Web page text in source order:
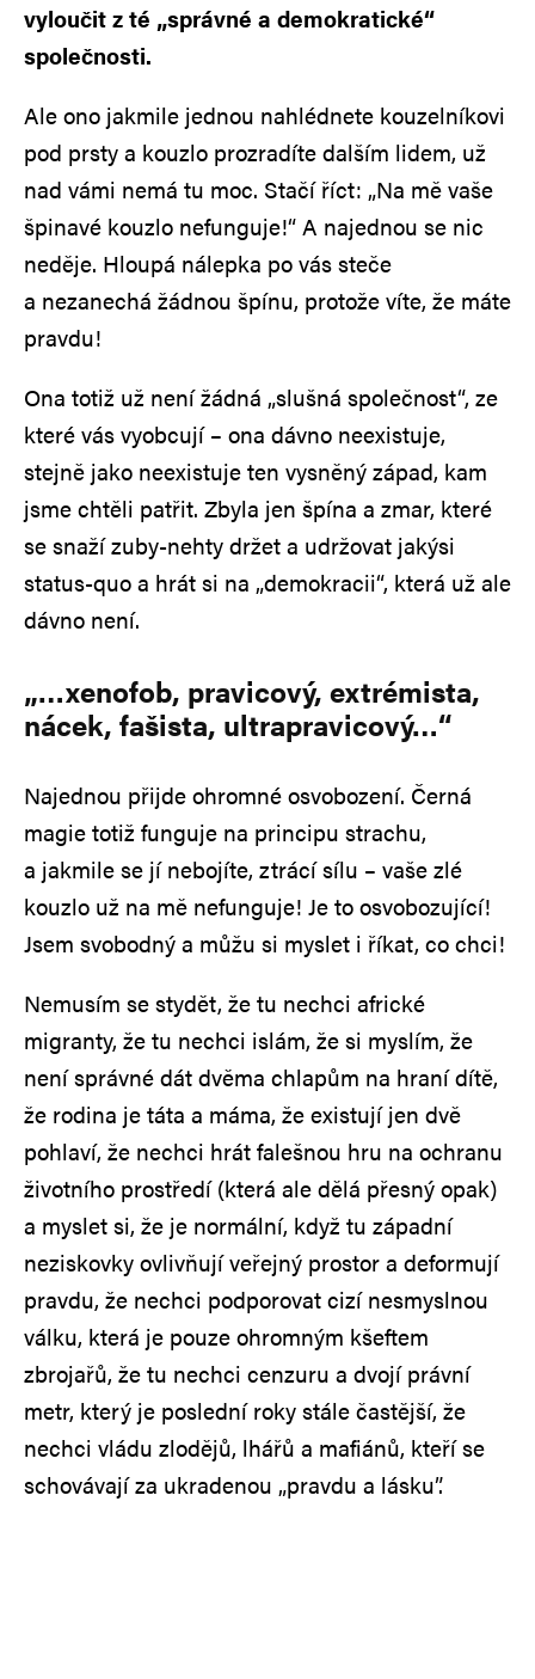
vyloučit z té „správné a demokratické“
společnosti.
Ale ono jakmile jednou nahlédnete kouzelníkovi
pod prsty a kouzlo prozradíte dalším lidem, už
nad vámi nemá tu moc. Stačí říct: „Na mě vaše
špinavé kouzlo nefunguje!“ A najednou se nic
neděje. Hloupá nálepka po vás steče
a nezanechá žádnou špínu, protože víte, že máte
pravdu!
Ona totiž už není žádná „slušná společnost“, ze
které vás vyobcují – ona dávno neexistuje,
stejně jako neexistuje ten vysněný západ, kam
jsme chtěli patřit. Zbyla jen špína a zmar, které
se snaží zuby-nehty držet a udržovat jakýsi
status-quo a hrát si na „demokracii“, která už ale
dávno není.
„…xenofob, pravicový, extrémista,
nácek, fašista, ultrapravicový…“
Najednou přijde ohromné osvobození. Černá
magie totiž funguje na principu strachu,
a jakmile se jí nebojíte, ztrácí sílu – vaše zlé
kouzlo už na mě nefunguje! Je to osvobozující!
Jsem svobodný a můžu si myslet i říkat, co chci!
Nemusím se stydět, že tu nechci africké
migranty, že tu nechci islám, že si myslím, že
není správné dát dvěma chlapům na hraní dítě,
že rodina je táta a máma, že existují jen dvě
pohlaví, že nechci hrát falešnou hru na ochranu
životního prostředí (která ale dělá přesný opak)
a myslet si, že je normální, když tu západní
neziskovky ovlivňují veřejný prostor a deformují
pravdu, že nechci podporovat cizí nesmyslnou
válku, která je pouze ohromným kšeftem
zbrojařů, že tu nechci cenzuru a dvojí právní
metr, který je poslední roky stále častější, že
nechci vládu zlodějů, lhářů a mafiánů, kteří se
schovávají za ukradenou „pravdu a lásku”.